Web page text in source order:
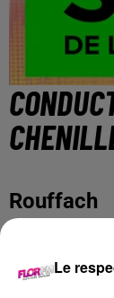
Rouffach
Le